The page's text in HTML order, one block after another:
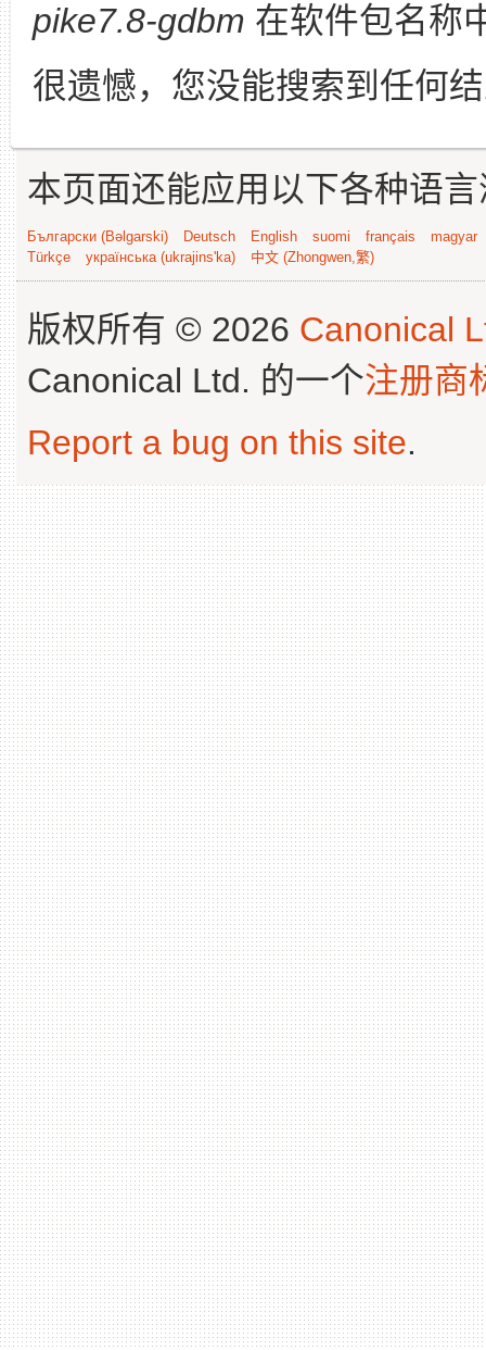
pike7.8-gdbm 在软件包名称
很遗憾，您没能搜索到任何
本页面还能应用以下各种语
Български (Bəlgarski) Deutsch English suomi français
magyar
Türkçe
українська (ukrajins'ka) 中文 (Zhongwen,繁)
版权所有 © 2026 Canonical
Canonical Ltd. 的一个注册商
Report a bug on this site.